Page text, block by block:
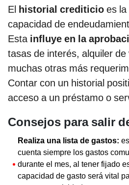
El historial crediticio es la
capacidad de
Esta influye en la
tasas de interés, alquiler de
muchas otras más
Contar con un historial
acceso a un préstamo o
Consejos para salir
Realiza una lista de gastos:
cuenta siempre los gastos
durante el mes, al tener fijado
capacidad de gasto será vital